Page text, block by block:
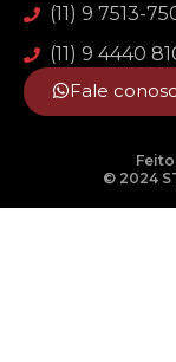
(11) 9 7513-
(11) 9 4440
Fale
© 2024